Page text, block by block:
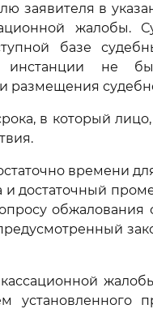
заявителя в
жалобы.
базе
инстанции не
размещения
в который
времени
и достаточный
обжалования